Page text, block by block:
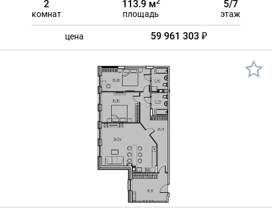
2
комнат
113.9 м
площадь
5/7
этаж
цена 59 961 303 ₽